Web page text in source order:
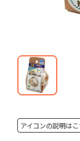
アイコンの説明はこ